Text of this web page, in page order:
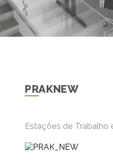
PRAKNEW
Estações de Trabalho